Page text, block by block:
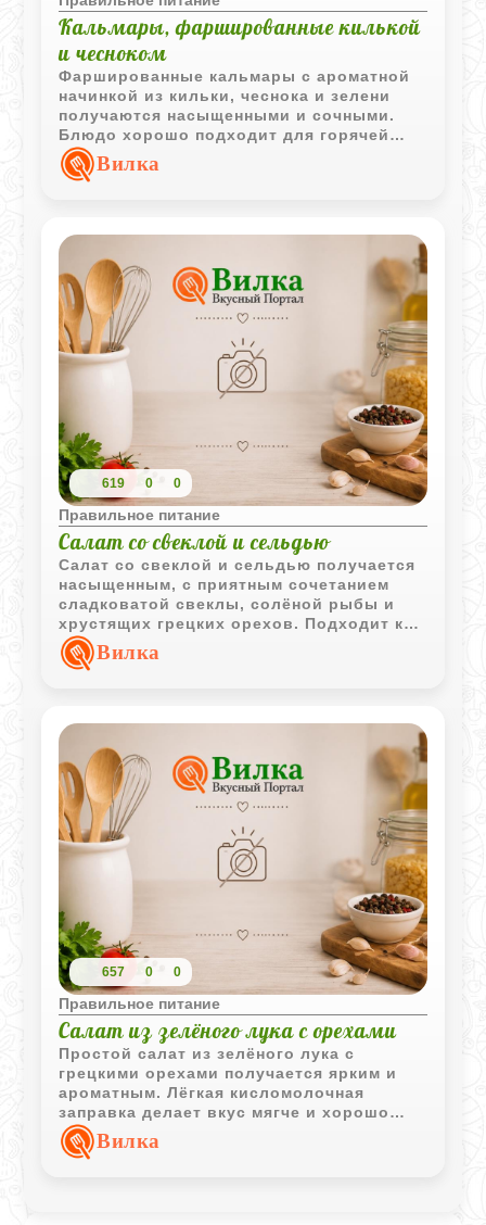
Кальмары, фаршированные килькой
и чесноком
Фаршированные кальмары с ароматной
начинкой из кильки, чеснока и зелени
получаются насыщенными и сочными.
Блюдо хорошо подходит для горячей
подачи и выглядит эффектно на столе.
Вилка
619 0 0
Правильное питание
Салат со свеклой и сельдью
Салат со свеклой и сельдью получается
насыщенным, с приятным сочетанием
сладковатой свеклы, солёной рыбы и
хрустящих грецких орехов. Подходит как
для повседневного ужина, так и для
праздничного стола.
Вилка
657 0 0
Правильное питание
Салат из зелёного лука с орехами
Простой салат из зелёного лука с
грецкими орехами получается ярким и
ароматным. Лёгкая кисломолочная
заправка делает вкус мягче и хорошо
объединяет все ингредиенты.
Вилка